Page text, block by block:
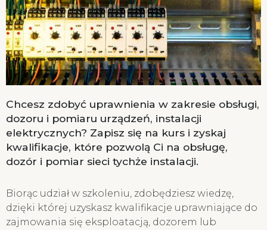
Chcesz zdobyć uprawnienia w zakresie obsługi,
dozoru i pomiaru urządzeń, instalacji
elektrycznych? Zapisz się na kurs i zyskaj
kwalifikacje, które pozwolą Ci na obsługę,
dozór i pomiar sieci tychże instalacji.
Biorąc udział w szkoleniu, zdobędziesz wiedzę,
dzięki której uzyskasz kwalifikacje uprawniające do
zajmowania się eksploatacją, dozorem lub